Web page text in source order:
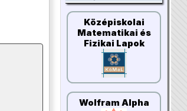
Középiskolai
Matematikai és
Fizikai Lapok
Wolfram Alpha